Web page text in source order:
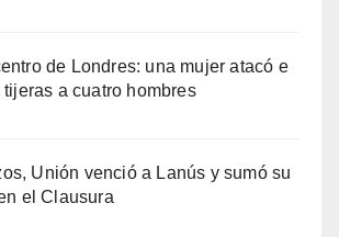
de Londres: una mujer atacó e
a cuatro hombres
Unión venció a Lanús y sumó su
el Clausura